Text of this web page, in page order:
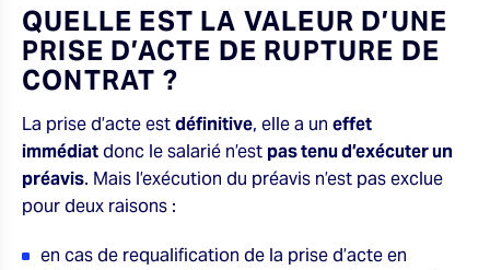
QUELLE EST LA VALEUR D’UNE
PRISE D’ACTE DE RUPTURE DE
CONTRAT ?
La prise d’acte estdéfinitive, elle a un effet
immédiatdonc le salarié n’est pas tenu d’exécuter un
préavis. Mais l’exécution du préavis n’est pas exclue
pour deux raisons :
en cas de requalification de la prise d’acte en